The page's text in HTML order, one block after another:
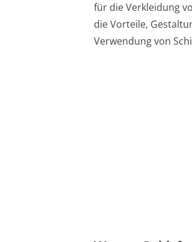
für die Verkleidung
die Vorteile,
Verwendung von